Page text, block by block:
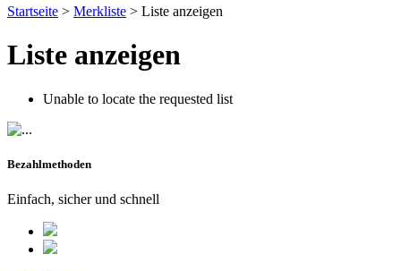
Startseite > Merkliste > Liste anzeigen
Liste anzeigen
Unable to locate the requested list
Bezahlmethoden
Einfach, sicher und schnell